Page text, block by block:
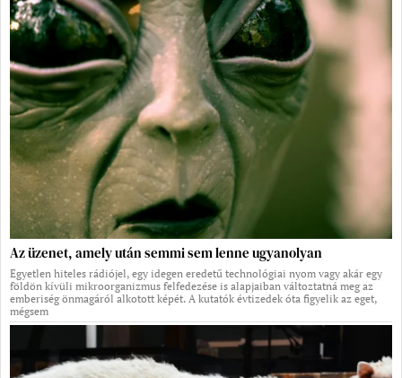
Az üzenet, amely után semmi sem lenne ugyanolyan
Egyetlen hiteles rádiójel, egy idegen eredetű technológiai nyom vagy akár egy
földön kívüli mikroorganizmus felfedezése is alapjaiban változtatná meg az
emberiség önmagáról alkotott képét. A kutatók évtizedek óta figyelik az eget,
mégsem